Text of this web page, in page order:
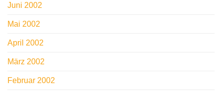
Juni 2002
Mai 2002
April 2002
März 2002
Februar 2002